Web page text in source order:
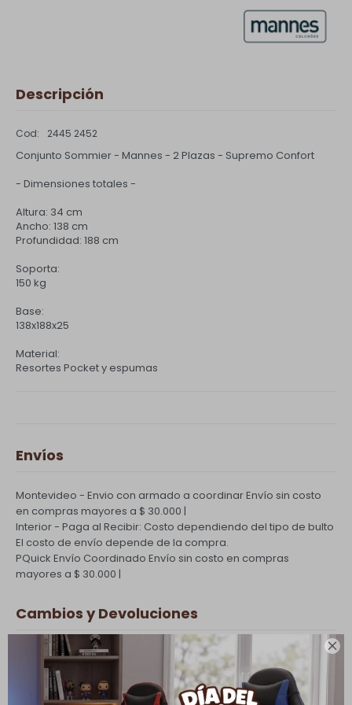

Descripción
2445 2452
Conjunto Sommier - Mannes - 2 Plazas - Supremo Confort
- Dimensiones totales -
Altura: 34 cm
Ancho: 138 cm
Profundidad: 188 cm
Soporta:
150 kg
Base:
138x188x25
Material:
Resortes Pocket y espumas
Envíos
Montevideo - Envio con armado a coordinarEnvío sin costo
en compras mayores a $ 30.000 |
Interior - Paga al Recibir: Costo dependiendo del tipo de bulto
El costo de envío depende de la compra.
PQuick Envío Coordinado Envío sin costo en compras
mayores a $ 30.000 |
Cambios y Devoluciones
Todas las compras realizadas tienen un plazo de 5 días para
su cambio.
Ver mas